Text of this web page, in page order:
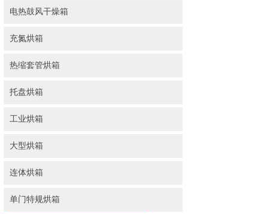
电热鼓风干燥箱
充氮烘箱
热缩套管烘箱
托盘烘箱
工业烘箱
大型烘箱
连体烘箱
单门特规烘箱